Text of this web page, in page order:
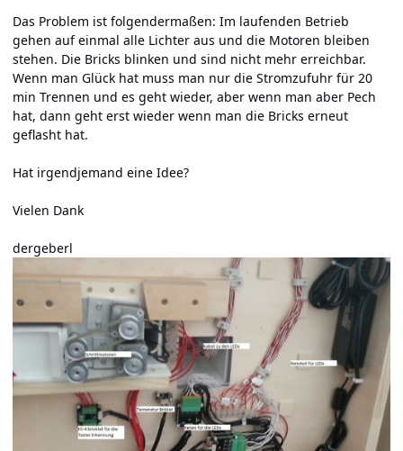
Das Problem ist folgendermaßen: Im laufenden Betrieb
gehen auf einmal alle Lichter aus und die Motoren bleiben
stehen. Die Bricks blinken und sind nicht mehr erreichbar.
Wenn man Glück hat muss man nur die Stromzufuhr für 20
min Trennen und es geht wieder, aber wenn man aber Pech
hat, dann geht erst wieder wenn man die Bricks erneut
geflasht hat.
Hat irgendjemand eine Idee?
Vielen Dank
dergeberl